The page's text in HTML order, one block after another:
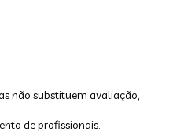
não substituem avaliação,
de profissionais.